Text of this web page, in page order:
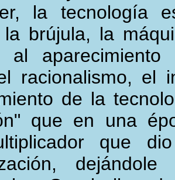
la tecnología
la brújula, la
al
racionalismo, el
de la
que en una
que